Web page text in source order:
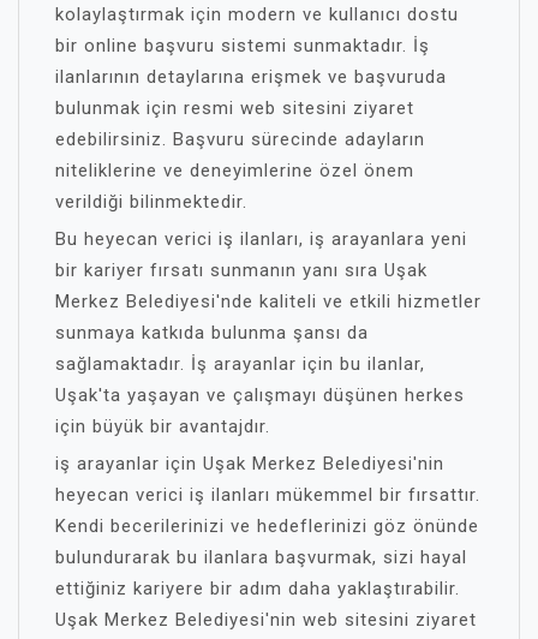
kolaylaştırmak için modern ve kullanıcı dostu
bir online başvuru sistemi sunmaktadır. İş
ilanlarının detaylarına erişmek ve başvuruda
bulunmak için resmi web sitesini ziyaret
edebilirsiniz. Başvuru sürecinde adayların
niteliklerine ve deneyimlerine özel önem
verildiği bilinmektedir.
Bu heyecan verici iş ilanları, iş arayanlara yeni
bir kariyer fırsatı sunmanın yanı sıra Uşak
Merkez Belediyesi'nde kaliteli ve etkili hizmetler
sunmaya katkıda bulunma şansı da
sağlamaktadır. İş arayanlar için bu ilanlar,
Uşak'ta yaşayan ve çalışmayı düşünen herkes
için büyük bir avantajdır.
iş arayanlar için Uşak Merkez Belediyesi'nin
heyecan verici iş ilanları mükemmel bir fırsattır.
Kendi becerilerinizi ve hedeflerinizi göz önünde
bulundurarak bu ilanlara başvurmak, sizi hayal
ettiğiniz kariyere bir adım daha yaklaştırabilir.
Uşak Merkez Belediyesi'nin web sitesini ziyaret